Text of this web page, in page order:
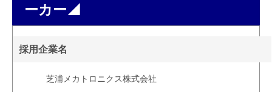
ーカー◢
採用企業名
芝浦メカトロニクス株式会社